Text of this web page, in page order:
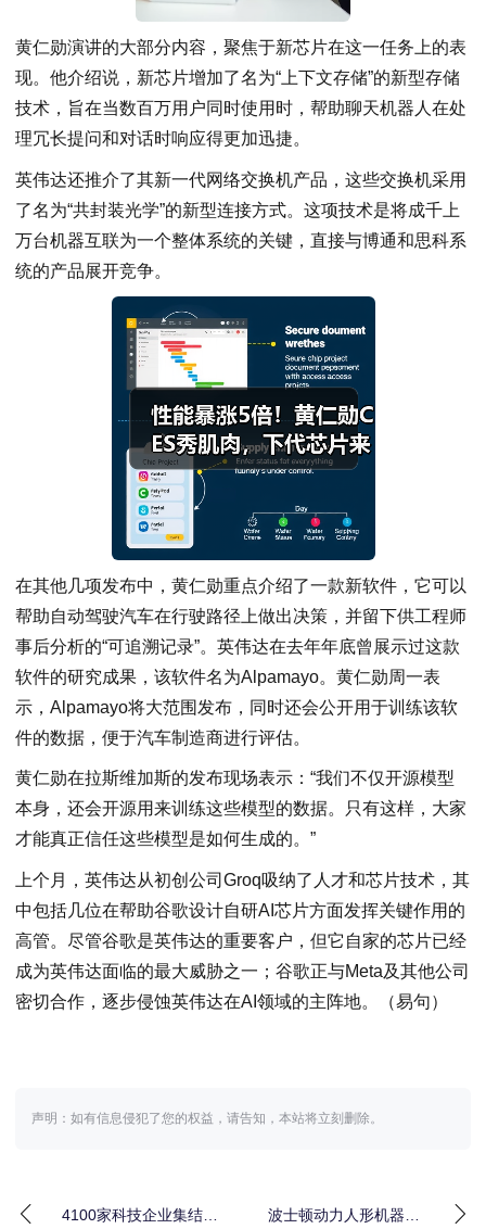
黄仁勋演讲的大部分内容，聚焦于新芯片在这一任务上的表
现。他介绍说，新芯片增加了名为“上下文存储”的新型存储
技术，旨在当数百万用户同时使用时，帮助聊天机器人在处
理冗长提问和对话时响应得更加迅捷。
英伟达还推介了其新一代网络交换机产品，这些交换机采用
了名为“共封装光学”的新型连接方式。这项技术是将成千上
万台机器互联为一个整体系统的关键，直接与博通和思科系
统的产品展开竞争。
在其他几项发布中，黄仁勋重点介绍了一款新软件，它可以
帮助自动驾驶汽车在行驶路径上做出决策，并留下供工程师
事后分析的“可追溯记录”。英伟达在去年年底曾展示过这款
软件的研究成果，该软件名为Alpamayo。黄仁勋周一表
示，Alpamayo将大范围发布，同时还会公开用于训练该软
件的数据，便于汽车制造商进行评估。
黄仁勋在拉斯维加斯的发布现场表示：“我们不仅开源模型
本身，还会开源用来训练这些模型的数据。只有这样，大家
才能真正信任这些模型是如何生成的。”
上个月，英伟达从初创公司Groq吸纳了人才和芯片技术，其
中包括几位在帮助谷歌设计自研AI芯片方面发挥关键作用的
高管。尽管谷歌是英伟达的重要客户，但它自家的芯片已经
成为英伟达面临的最大威胁之一；谷歌正与Meta及其他公司
密切合作，逐步侵蚀英伟达在AI领域的主阵地。（易句）
声明：如有信息侵犯了您的权益，请告知，本站将立刻删除。
4100家科技企业集结赌
波士顿动力人形机器人